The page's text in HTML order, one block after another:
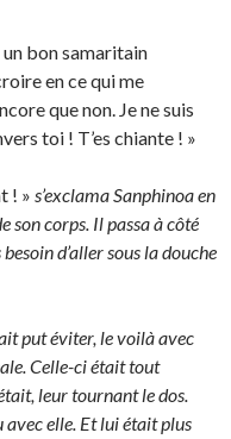
un bon samaritain
en ce qui me
que non. Je ne suis
toi ! T’es chiante ! »
! » s’exclama Sanphinoa en
son corps. Il passa à côté
d’aller sous la douche
put éviter, le voilà avec
Celle-ci était tout
leur tournant le dos.
avec elle. Et lui était plus